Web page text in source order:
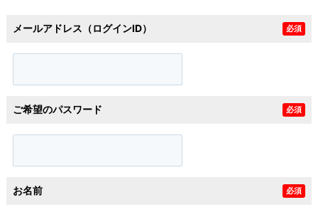
メールアドレス（ログインID） 必須
ご希望のパスワード 必須
お名前 必須